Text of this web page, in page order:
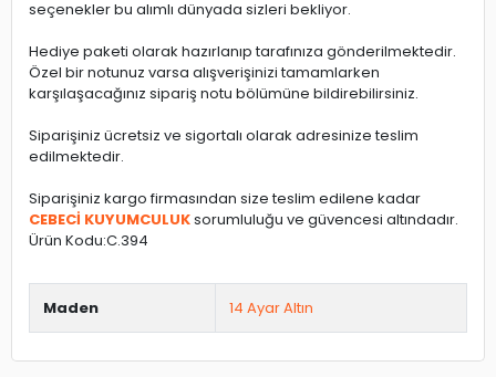
seçenekler bu alımlı dünyada sizleri bekliyor.
Hediye paketi olarak hazırlanıp tarafınıza gönderilmektedir.
Özel bir notunuz varsa alışverişinizi tamamlarken
karşılaşacağınız sipariş notu bölümüne bildirebilirsiniz.
Siparişiniz ücretsiz ve sigortalı olarak adresinize teslim
edilmektedir.
Siparişiniz kargo firmasından size teslim edilene kadar
CEBECİ KUYUMCULUKsorumluluğu ve güvencesi altındadır.
Ürün Kodu:C.394
Maden 14 Ayar Altın